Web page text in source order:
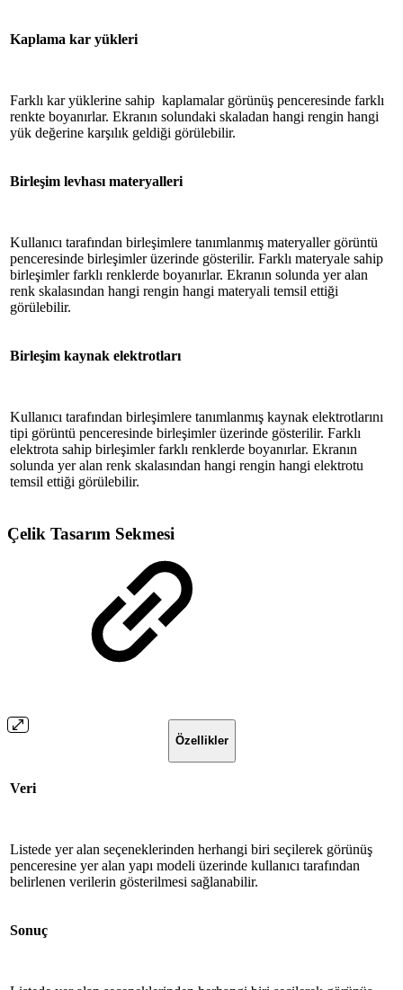
Kaplama kar yükleri
Farklı kar yüklerine sahip kaplamalar görünüş penceresinde farklı
renkte boyanırlar. Ekranın solundaki skaladan hangi rengin hangi
yük değerine karşılık geldiği görülebilir.
Birleşim levhası materyalleri
Kullanıcı tarafından birleşimlere tanımlanmış materyaller görüntü
penceresinde birleşimler üzerinde gösterilir. Farklı materyale sahip
birleşimler farklı renklerde boyanırlar. Ekranın solunda yer alan
renk skalasından hangi rengin hangi materyali temsil ettiği
görülebilir.
Birleşim kaynak elektrotları
Kullanıcı tarafından birleşimlere tanımlanmış kaynak elektrotlarını
tipi görüntü penceresinde birleşimler üzerinde gösterilir. Farklı
elektrota sahip birleşimler farklı renklerde boyanırlar. Ekranın
solunda yer alan renk skalasından hangi rengin hangi elektrotu
temsil ettiği görülebilir.
Çelik Tasarım Sekmesi
Özellikler
Veri
Listede yer alan seçeneklerinden herhangi biri seçilerek görünüş
penceresine yer alan yapı modeli üzerinde kullanıcı tarafından
belirlenen verilerin gösterilmesi sağlanabilir.
Sonuç